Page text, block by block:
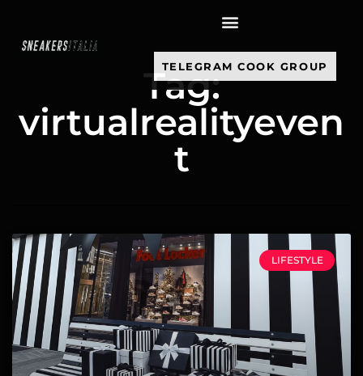
TELEGRAM COOK GROUP
Tag:
virtualrealityeven
t
LIFESTYLE